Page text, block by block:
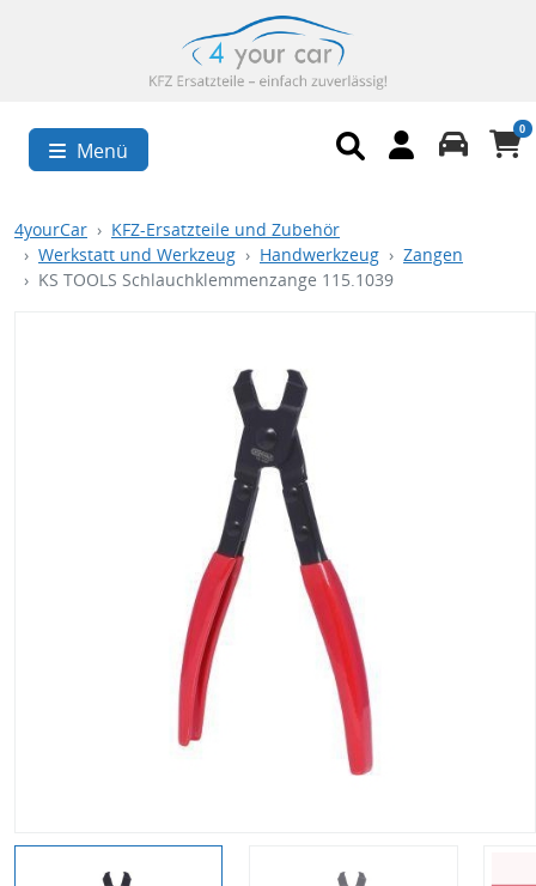
Menü
0
4yourCar
KFZ-Ersatzteile und Zubehör
Werkstatt und Werkzeug
Handwerkzeug
Zangen
KS TOOLS Schlauchklemmenzange 115.1039